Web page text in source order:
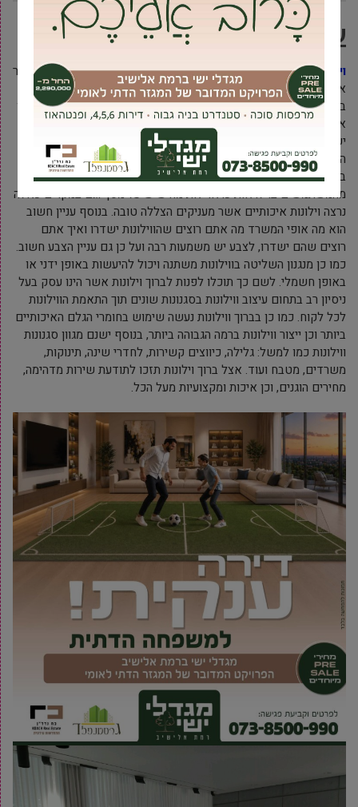
עיצוב ושמירה על מקום העבודה
וילונות למשרדהינם פריט חשוב במשרדים שכן עיצוב הווילון הינו דבר
אשר משפיע רבות על המשרד ועל האופי שלו שכן אנחנו נרצה לבחור
בעיצוב המושלם ביותר עבור וילון למשרד שלנו וכן לדאוג לכך שהווילון
אכן ישדר את מה שאנחנו רוצים לשדר וכן שהוא יהיה גם איכותי. כמו
ישנם מקרים בהם נרצה להקרין מצגות ונרצה ווילונות אשר מעניקים לנו
הצללה מוחלטת של המקום ועל כן יש צורך בלבחור וילונות בקפידה,
בנוסף ישנו את עניין המחשבים שכן יותר מדיי שמש מונעת
מהמשתמשים בו לראות כראוי את מה שיש על מסך וגם במקרים כאלה
נרצה וילונות איכותיים אשר מעניקים הצללה טובה. בנוסף עניין חשוב
הוא מה אופי המשרד מה אתם רוצים שהווילונות ישדרו ואיך אתם
רוצים שהם ישדרו, לצבע יש משמעות רבה ועל כן גם עניין הצבע חשוב.
כמו כן מנגנון השליטה בווילונות משתנה ויכול להיעשות באופן ידני או
באופן חשמלי. לשם כך תוכלו לפנות לברוך וילונות אשר הינו עסק בעל
ניסיון רב בתחום עיצוב ווילונות בסגנונות שונים תוך התאמת הווילונות
לכל לקוח. כמו כן בברוך ווילונות נעשה שימוש בחומרי הגלם האיכותיים
ביותר וכן ייצור ווילונות ברמה הגבוהה ביותר, בנוסף ישנם מגוון סגנונות
ווילונות כמו למשל: גלילה, כיווצים קשירות, לחדרי שינה, תינוקות,
משרדים, מטבח ועוד. אצל ברוך וילונות תזכו לתודעת שירות מדהימה,
מחירים הוגנים, וכן איכות ומקצועיות מעל הכל.